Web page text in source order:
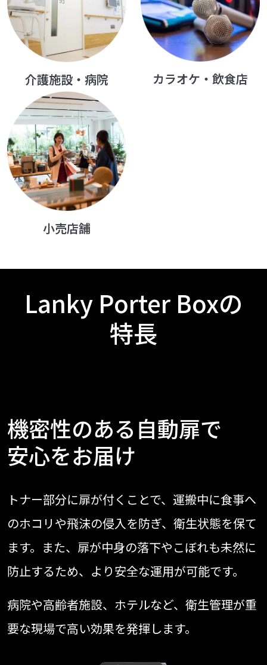
介護施設・病院 カラオケ・飲食店
小売店舗
Lanky Porter Boxの
特長
機密性のある自動扉で
安心をお届け
トナー部分に扉が付くことで、運搬中に食事へ
のホコリや飛沫の侵入を防ぎ、衛生状態を保て
ます。また、扉が中身の落下やこぼれも未然に
防止するため、より安全な運用が可能です。
病院や高齢者施設、ホテルなど、衛生管理が重
要な現場で高い効果を発揮します。